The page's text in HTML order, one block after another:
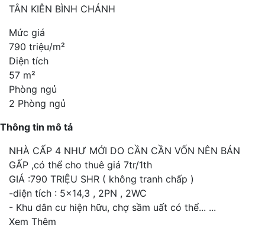
TÂN KIÊN BÌNH CHÁNH
Mức giá
790 triệu/m²
Diện tích
57 m²
Phòng ngủ
2 Phòng ngủ
Thông tin mô tả
NHÀ CẤP 4 NHƯ MỚI DO CẦN CẦN VỐN NÊN BÁN
GẤP ,có thể cho thuê giá 7tr/1th
GIÁ :790 TRIỆU SHR ( không tranh chấp )
-diện tích : 5x14,3 , 2PN , 2WC
- Khu dân cư hiện hữu, chợ sầm uất có thể... ...
Xem Thêm